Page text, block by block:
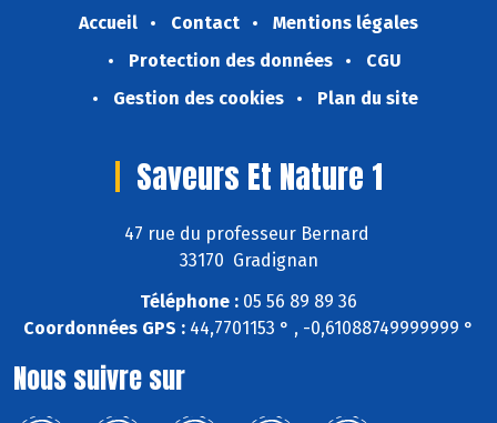
Accueil Contact
Mentions légales
Protection des données
CGU
Gestion des cookies
Plan du site
Saveurs Et Nature 1
47 rue du professeur Bernard
33170 Gradignan
Téléphone : 05 56 89 89 36
Coordonnées GPS : 44,7701153 ° , -0,61088749999999 °
Nous suivre sur